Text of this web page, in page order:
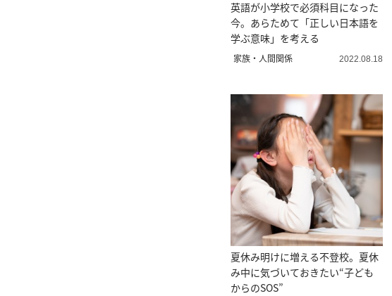
英語が小学校で必須科目になった
今。あらためて「正しい日本語を
学ぶ意味」を考える
家族・人間関係 2022.08.18
夏休み明けに増える不登校。夏休
み中に気づいておきたい“子ども
からのSOS”